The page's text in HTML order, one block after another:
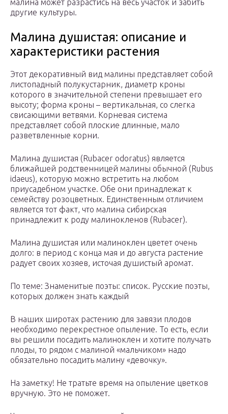
малина может разрастись на весь участок и забить
другие культуры.
Малина душистая: описание и
характеристики растения
Этот декоративный вид малины представляет собой
листопадный полукустарник, диаметр кроны
которого в значительной степени превышает его
высоту; форма кроны – вертикальная, со слегка
свисающими ветвями. Корневая система
представляет собой плоские длинные, мало
разветвленные корни.
Малина душистая (Rubacer odoratus) является
ближайшей родственницей малины обычной (Rubus
idaeus), которую можно встретить на любом
приусадебном участке. Обе они принадлежат к
семейству розоцветных. Единственным отличием
является тот факт, что малина сибирская
принадлежит к роду малинокленов (Rubacer).
Малина душистая или малиноклен цветет очень
долго: в период с конца мая и до августа растение
радует своих хозяев, источая душистый аромат.
По теме: Знаменитые поэты: список. Русские поэты,
которых должен знать каждый
В наших широтах растению для завязи плодов
необходимо перекрестное опыление. То есть, если
вы решили посадить малиноклен и хотите получать
плоды, то рядом с малиной «мальчиком» надо
обязательно посадить малину «девочку».
На заметку! Не тратьте время на опыление цветков
вручную. Это не поможет.